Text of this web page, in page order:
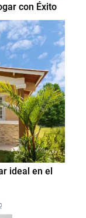
con Éxito
ideal en el